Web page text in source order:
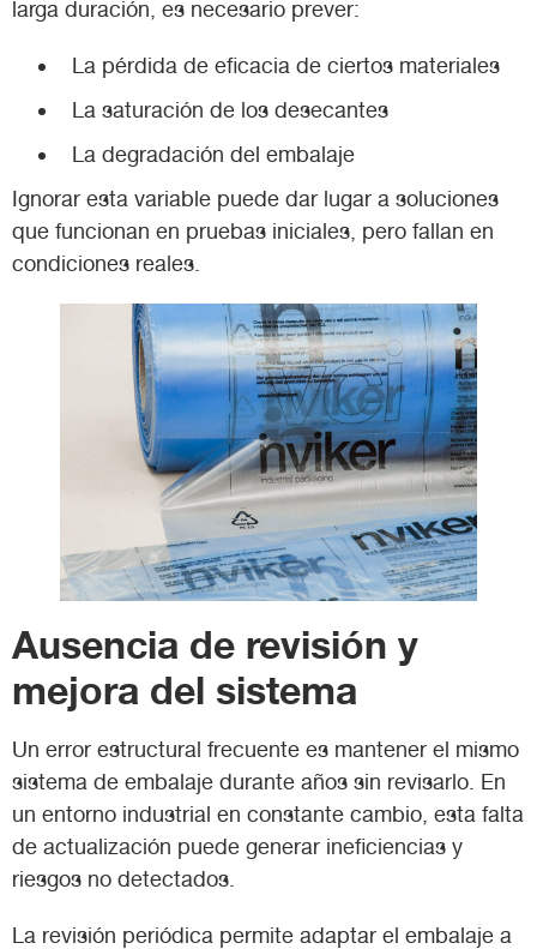
larga duración, es necesario prever:
La pérdida de eficacia de ciertos materiales
La saturación de los desecantes
La degradación del embalaje
Ignorar esta variable puede dar lugar a soluciones
que funcionan en pruebas iniciales, pero fallan en
condiciones reales.
Ausencia de revisión y
mejora del sistema
Un error estructural frecuente es mantener el mismo
sistema de embalaje durante años sin revisarlo. En
un entorno industrial en constante cambio, esta falta
de actualización puede generar ineficiencias y
riesgos no detectados.
La revisión periódica permite adaptar el embalaje a